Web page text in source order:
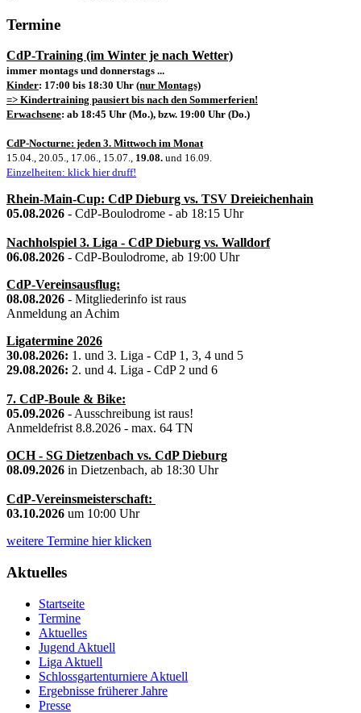
Termine
CdP-Training (im Winter je nach Wetter)
immer montags und donnerstags ...
Kinder: 17:00 bis 18:30 Uhr (nur Montags)
=> Kindertraining pausiert bis nach den Sommerferien!
Erwachsene: ab 18:45 Uhr (Mo.), bzw. 19:00 Uhr (Do.)
CdP-Nocturne: jeden 3. Mittwoch im Monat
15.04., 20.05., 17.06., 15.07., 19.08. und 16.09.
Einzelheiten: klick hier druff!
Rhein-Main-Cup: CdP Dieburg vs. TSV Dreieichenhain
05.08.2026 - CdP-Boulodrome - ab 18:15 Uhr
Nachholspiel 3. Liga - CdP Dieburg vs. Walldorf
06.08.2026 - CdP-Boulodrome, ab 19:00 Uhr
CdP-Vereinsausflug:
08.08.2026 - Mitgliederinfo ist raus
Anmeldung an Achim
Ligatermine 2026
30.08.2026: 1. und 3. Liga - CdP 1, 3, 4 und 5
29.08.2026: 2. und 4. Liga - CdP 2 und 6
7. CdP-Boule & Bike:
05.09.2026 - Ausschreibung ist raus!
Anmeldefrist 8.8.2026 - max. 64 TN
OCH - SG Dietzenbach vs. CdP Dieburg
08.09.2026 in Dietzenbach, ab 18:30 Uhr
CdP-Vereinsmeisterschaft:
03.10.2026 um 10:00 Uhr
weitere Termine hier klicken
Aktuelles
Startseite
Termine
Aktuelles
Jugend Aktuell
Liga Aktuell
Schlossgartenturniere Aktuell
Ergebnisse früherer Jahre
Presse